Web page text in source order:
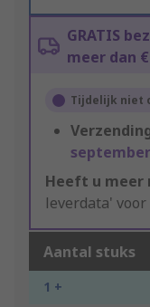
GRATIS
meer dan
Tijdelijk niet
Heeft u meer
leverdata'
Aantal stuks
1 +